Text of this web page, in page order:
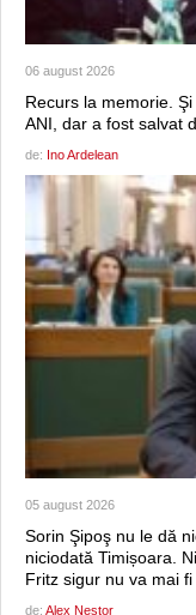
06 august 2026
Recurs la memorie.
ANI, dar a fost salvat
de: Ino Ardelean
05 august 2026
Sorin Şipoş nu le dă
niciodată Timișoara.
Fritz sigur nu va mai
de: Alex Nestor